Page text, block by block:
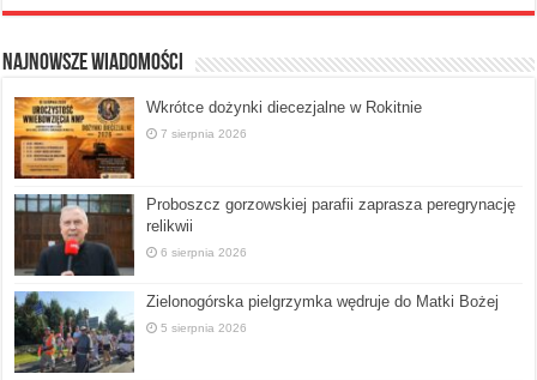
Najnowsze Wiadomości
Wkrótce dożynki diecezjalne w Rokitnie
7 sierpnia 2026
Proboszcz gorzowskiej parafii zaprasza peregrynację
relikwii
6 sierpnia 2026
Zielonogórska pielgrzymka wędruje do Matki Bożej
5 sierpnia 2026